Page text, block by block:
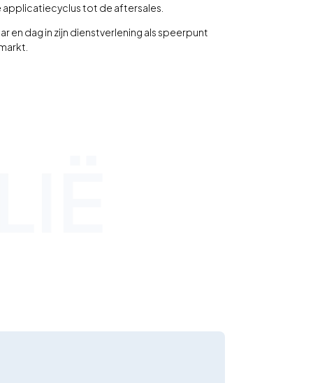
tot de aftersales.
en dag in zijn dienstverlening als speerpunt